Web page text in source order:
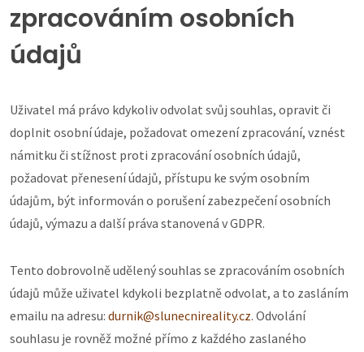
zpracováním osobních
údajů
Uživatel má právo kdykoliv odvolat svůj souhlas, opravit či
doplnit osobní údaje, požadovat omezení zpracování, vznést
námitku či stížnost proti zpracování osobních údajů,
požadovat přenesení údajů, přístupu ke svým osobním
údajům, být informován o porušení zabezpečení osobních
údajů, výmazu a další práva stanovená v GDPR.
Tento dobrovolně udělený souhlas se zpracováním osobních
údajů může uživatel kdykoli bezplatně odvolat, a to zasláním
emailu na adresu: durnik@slunecnireality.cz. Odvolání
souhlasu je rovněž možné přímo z každého zaslaného